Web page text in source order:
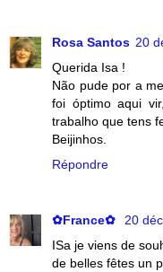
Rosa Santos 20
Querida Isa !
Não pude por a
foi óptimo aqui
trabalho que tens
Beijinhos.
Répondre
✿France✿
20
ISa je viens de
de belles fêtes un